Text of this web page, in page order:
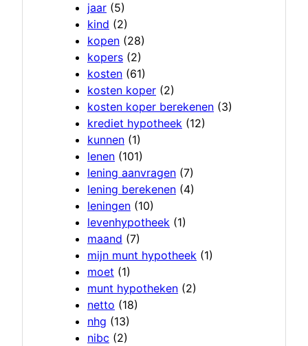
jaar (5)
kind (2)
kopen (28)
kopers (2)
kosten (61)
kosten koper (2)
kosten koper berekenen (3)
krediet hypotheek (12)
kunnen (1)
lenen (101)
lening aanvragen (7)
lening berekenen (4)
leningen (10)
levenhypotheek (1)
maand (7)
mijn munt hypotheek (1)
moet (1)
munt hypotheken (2)
netto (18)
nhg (13)
nibc (2)